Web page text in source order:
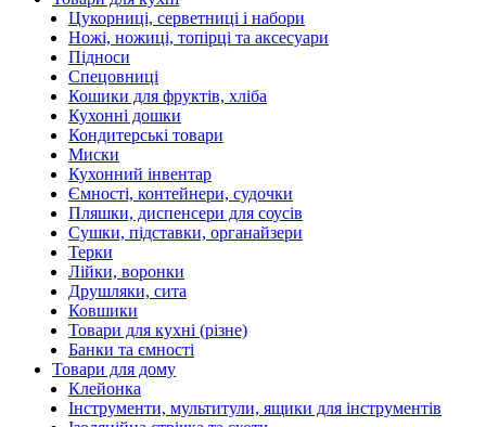
Цукорниці, серветниці і набори
Ножі, ножиці, топірці та аксесуари
Підноси
Спецовниці
Кошики для фруктів, хліба
Кухонні дошки
Кондитерські товари
Миски
Кухонний інвентар
Ємності, контейнери, судочки
Пляшки, диспенсери для соусів
Сушки, підставки, органайзери
Терки
Лійки, воронки
Друшляки, сита
Ковшики
Товари для кухні (різне)
Банки та ємності
Товари для дому
Клейонка
Інструменти, мультитули, ящики для інструментів